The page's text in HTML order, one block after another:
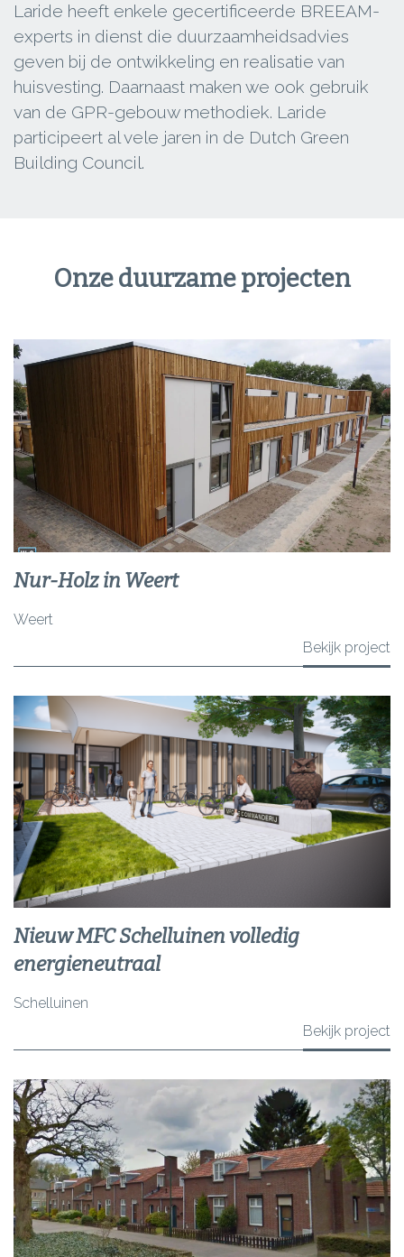
Laride heeft enkele gecertificeerde BREEAM-
experts in dienst die duurzaamheidsadvies
geven bij de ontwikkeling en realisatie van
huisvesting. Daarnaast maken we ook gebruik
van de GPR-gebouw methodiek. Laride
participeert al vele jaren in de Dutch Green
Building Council.
Onze duurzame projecten
Nur-Holz in Weert
Weert
Bekijk project
Nieuw MFC Schelluinen volledig
energieneutraal
Schelluinen
Bekijk project